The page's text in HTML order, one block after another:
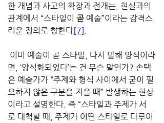
한 개념과 사고의 확장과 전개는, 현실과의
관계에서 “스타일이 곧 예술”이라는 감격스
러운 정의로 향한다[7]
이미 예술이 곧 스타일, 다시 말해 양식이라
면, ‘양식화되었다’는 건 무슨 말인가? 손택
은 예술가가 “주제와 형식 사이에서 굳이 필
요하지 않은 구분을 지을 때” 발생하는 현상
이라고 설명한다. 즉 “스타일과 주제가 서
로 대척할 때, 주제가 어떤 스타일로 다루어